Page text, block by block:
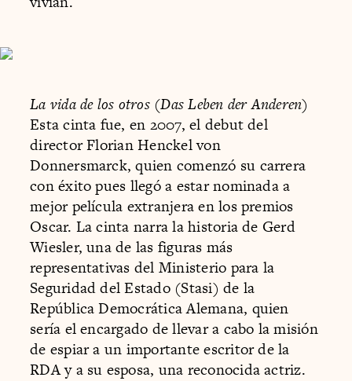
La vida de los otros (Das Leben der Anderen)
Esta cinta fue, en 2007, el debut del
director Florian Henckel von
Donnersmarck, quien comenzó su carrera
con éxito pues llegó a estar nominada a
mejor película extranjera en los premios
Oscar. La cinta narra la historia de Gerd
Wiesler, una de las figuras más
representativas del Ministerio para la
Seguridad del Estado (Stasi) de la
República Democrática Alemana, quien
sería el encargado de llevar a cabo la misión
de espiar a un importante escritor de la
RDA y a su esposa, una reconocida actriz.